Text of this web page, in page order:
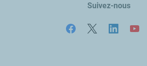
Suivez-nous